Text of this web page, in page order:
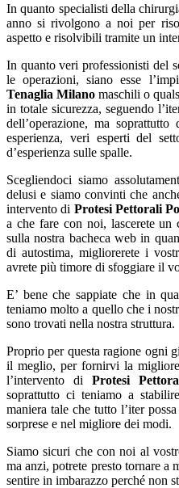
In quanto specialisti della
anno si rivolgono a noi per
aspetto e risolvibili tramite un
In quanto veri professionisti del
le operazioni, siano esse
Tenaglia Milano maschili o
in totale sicurezza, seguendo
dell’operazione, ma
esperienza, veri esperti del
d’esperienza sulle spalle.
Scegliendoci siamo
delusi e siamo convinti che
intervento di Protesi Pettorali
a che fare con noi, lascerete
sulla nostra bacheca web in
di autostima, migliorerete i
avrete più timore di sfoggiare il
E’ bene che sappiate che in
teniamo molto a quello che i
sono trovati nella nostra struttura.
Proprio per questa ragione ogni
il meglio, per fornirvi la migliore
l’intervento di Protesi
soprattutto ci teniamo a
maniera tale che tutto l’iter
sorprese e nel migliore dei modi.
Siamo sicuri che con noi al
ma anzi, potrete presto tornare a
sentire in imbarazzo perché non